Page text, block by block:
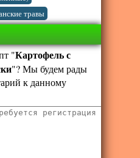
травы
"Картофель с
"? Мы будем рады
к данному